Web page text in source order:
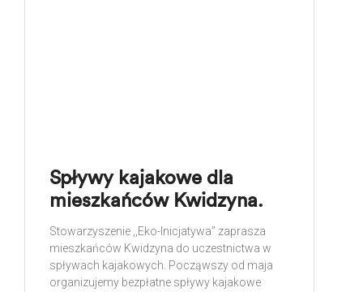
Spływy kajakowe dla
mieszkańców Kwidzyna.
Stowarzyszenie ,,Eko-Inicjatywa” zaprasza
mieszkańców Kwidzyna do uczestnictwa w
spływach kajakowych. Począwszy od maja
organizujemy bezpłatne spływy kajakowe